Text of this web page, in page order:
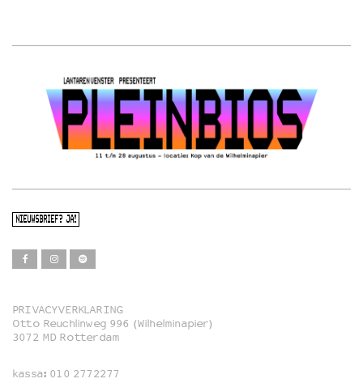
NIEUWSBRIEF? JA!
Film
PRIVACYVERKLARING
Otto Reuchlinweg 996 (Wilhelminapier)
3072 MD Rotterdam
kassa: 010 2772277